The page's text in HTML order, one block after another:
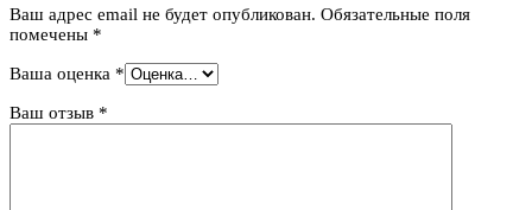
Ваш адрес email не будет опубликован. Обязательные поля
помечены *
Ваша оценка *
Ваш отзыв *